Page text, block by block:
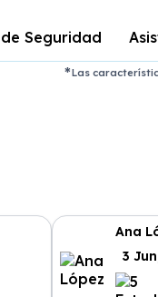
Seguridad
Las
Ana
3